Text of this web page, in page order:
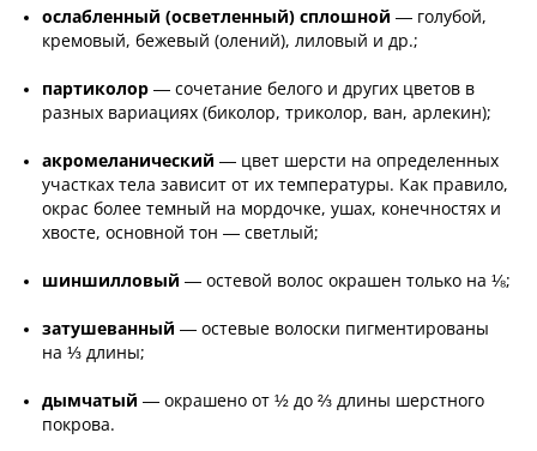
ослабленный (осветленный) сплошной — голубой,
кремовый, бежевый (олений), лиловый и др.;
партиколор — сочетание белого и других цветов в
разных вариациях (биколор, триколор, ван, арлекин);
акромеланический — цвет шерсти на определенных
участках тела зависит от их температуры. Как правило,
окрас более темный на мордочке, ушах, конечностях и
хвосте, основной тон — светлый;
шиншилловый — остевой волос окрашен только на ⅛;
затушеванный — остевые волоски пигментированы
на ⅓ длины;
дымчатый — окрашено от ½ до ⅔ длины шерстного
покрова.